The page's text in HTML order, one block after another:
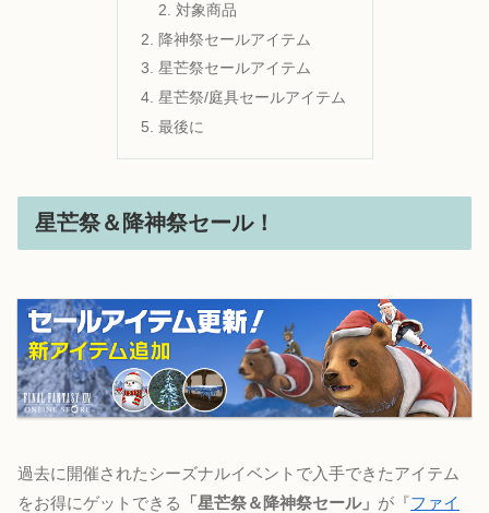
対象商品
降神祭セールアイテム
星芒祭セールアイテム
星芒祭/庭具セールアイテム
最後に
星芒祭＆降神祭セール！
過去に開催されたシーズナルイベントで入手できたアイテム
をお得にゲットできる
「星芒祭＆降神祭セール」 が『ファイ